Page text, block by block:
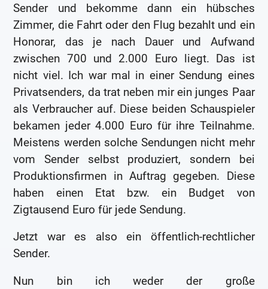
Sender und bekomme dann ein hübsches
Zimmer, die Fahrt oder den Flug bezahlt und ein
Honorar, das je nach Dauer und Aufwand
zwischen 700 und 2.000 Euro liegt. Das ist
nicht viel. Ich war mal in einer Sendung eines
Privatsenders, da trat neben mir ein junges Paar
als Verbraucher auf. Diese beiden Schauspieler
bekamen jeder 4.000 Euro für ihre Teilnahme.
Meistens werden solche Sendungen nicht mehr
vom Sender selbst produziert, sondern bei
Produktionsfirmen in Auftrag gegeben. Diese
haben einen Etat bzw. ein Budget von
Zigtausend Euro für jede Sendung.
Jetzt war es also ein öffentlich-rechtlicher
Sender.
Nun bin ich weder der große